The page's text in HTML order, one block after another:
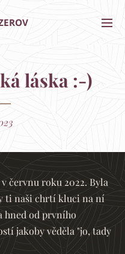
láska :-)
červnu roku 2022. Byla
ti naši chrtí kluci na ní
hned od prvního
jakoby věděla "jo, tady